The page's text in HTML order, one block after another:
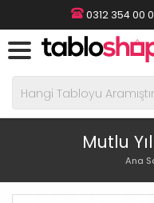
0312 354 00
Mutlu
Ana